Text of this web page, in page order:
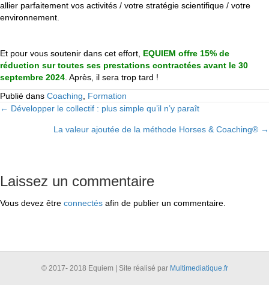
allier parfaitement vos activités / votre stratégie scientifique / votre
environnement.
Et pour vous soutenir dans cet effort, EQUIEM offre 15% de
réduction sur toutes ses prestations contractées avant le 30
septembre 2024. Après, il sera trop tard !
Publié dans Coaching, Formation
Posts
← Développer le collectif : plus simple qu’il n’y paraît
La valeur ajoutée de la méthode Horses & Coaching® →
Laissez un commentaire
Vous devez être connectés afin de publier un commentaire.
© 2017- 2018 Equiem | Site réalisé par Multimediatique.fr